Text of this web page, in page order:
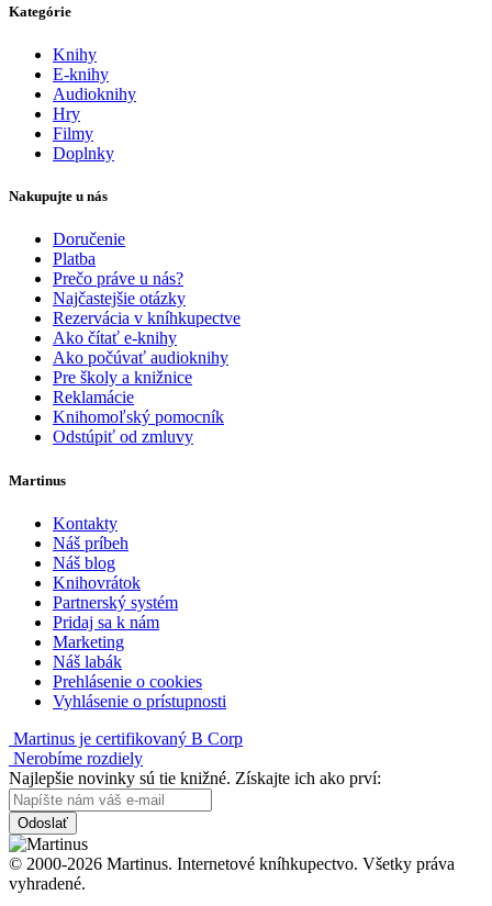
Kategórie
Knihy
E-knihy
Audioknihy
Hry
Filmy
Doplnky
Nakupujte u nás
Doručenie
Platba
Prečo práve u nás?
Najčastejšie otázky
Rezervácia v kníhkupectve
Ako čítať e-knihy
Ako počúvať audioknihy
Pre školy a knižnice
Reklamácie
Knihomoľský pomocník
Odstúpiť od zmluvy
Martinus
Kontakty
Náš príbeh
Náš blog
Knihovrátok
Partnerský systém
Pridaj sa k nám
Marketing
Náš labák
Prehlásenie o cookies
Vyhlásenie o prístupnosti
Martinus je certifikovaný B Corp
Nerobíme rozdiely
Najlepšie novinky sú tie knižné. Získajte ich ako prví:
Odoslať
© 2000-2026 Martinus. Internetové kníhkupectvo. Všetky práva
vyhradené.